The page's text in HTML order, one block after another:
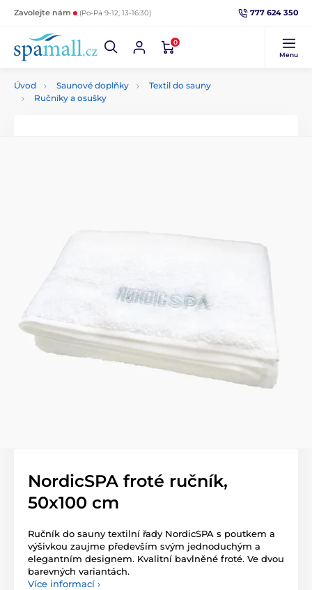
Zavolejte nám (Po-Pá 9-12, 13-16:30) 777 624 350
0
Menu
Úvod Saunové doplňky
Textil do sauny
Ručníky a osušky
NordicSPA froté ručník,
50x100 cm
Ručník do sauny textilní řady NordicSPA s poutkem a
výšivkou zaujme především svým jednoduchým a
elegantním designem. Kvalitní bavlněné froté. Ve dvou
barevných variantách.
Více informací ›